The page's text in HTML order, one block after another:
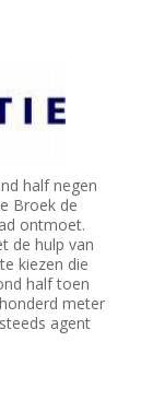
half negen
Broek de
ontmoet.
de hulp van
kiezen die
half toen
meter
agent